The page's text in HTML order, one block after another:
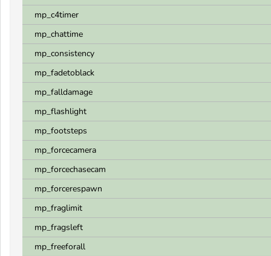
mp_c4timer
mp_chattime
mp_consistency
mp_fadetoblack
mp_falldamage
mp_flashlight
mp_footsteps
mp_forcecamera
mp_forcechasecam
mp_forcerespawn
mp_fraglimit
mp_fragsleft
mp_freeforall